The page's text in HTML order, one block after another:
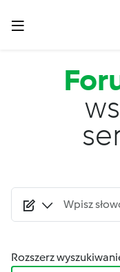
Rozszerz